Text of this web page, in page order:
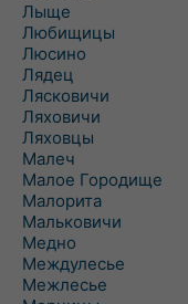
Лыще
Любищицы
Люсино
Лядец
Лясковичи
Ляховичи
Ляховцы
Малеч
Малое Городище
Малорита
Мальковичи
Медно
Междулесье
Межлесье